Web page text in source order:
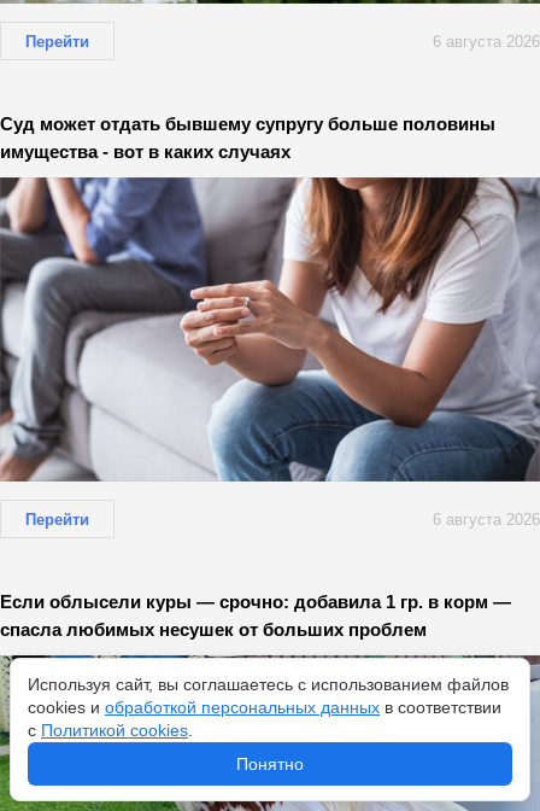
Перейти 6 августа 2026
Суд может отдать бывшему супругу больше половины
имущества - вот в каких случаях
Перейти 6 августа 2026
Если облысели куры — срочно: добавила 1 гр. в корм —
спасла любимых несушек от больших проблем
Используя сайт, вы соглашаетесь с использованием файлов
cookies и обработкой персональных данных в соответствии
с Политикой cookies
Понятно